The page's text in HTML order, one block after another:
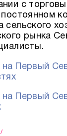
с
сельского
рынка
на Первый
на Первый